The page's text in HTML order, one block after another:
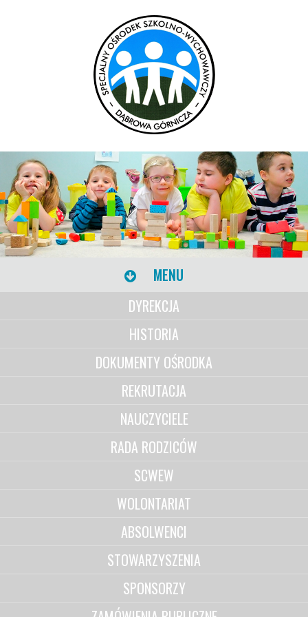
MENU
DYREKCJA
HISTORIA
DOKUMENTY OŚRODKA
REKRUTACJA
NAUCZYCIELE
RADA RODZICÓW
SCWEW
WOLONTARIAT
ABSOLWENCI
STOWARZYSZENIA
SPONSORZY